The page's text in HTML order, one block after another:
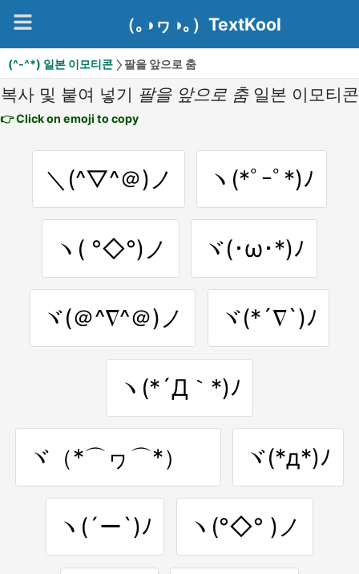
（｡◑ヮ◑｡）TextKool
(^-^*) 일본 이모티콘 팔을 앞으로 춤
복사 및 붙여 넣기 팔을 앞으로 춤 일본 이모티콘
👉 Click on emoji to copy
＼(^▽^＠)ノ ヽ(*ﾟｰﾟ*)ﾉ
ヽ( °◇°)ノ ヾ(･ω･*)ﾉ
ヾ(＠^∇^＠)ノ ヾ(*´∇`)ﾉ
ヽ(*´Д｀*)ﾉ
ヾ（*⌒ヮ⌒*）ゞ ヾ(*д*)ﾉ
ヽ(´ー`)ﾉ ヽ(°◇° )ノ